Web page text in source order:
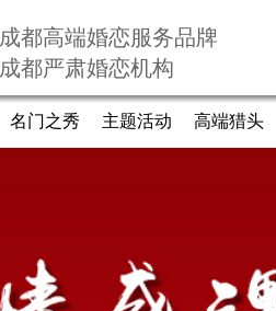
成都高端婚恋服务品牌
成都严肃婚恋机构
名门之秀 主题活动 高端猎头